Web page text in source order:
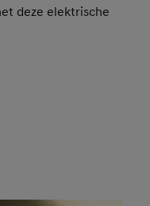
deze elektrische